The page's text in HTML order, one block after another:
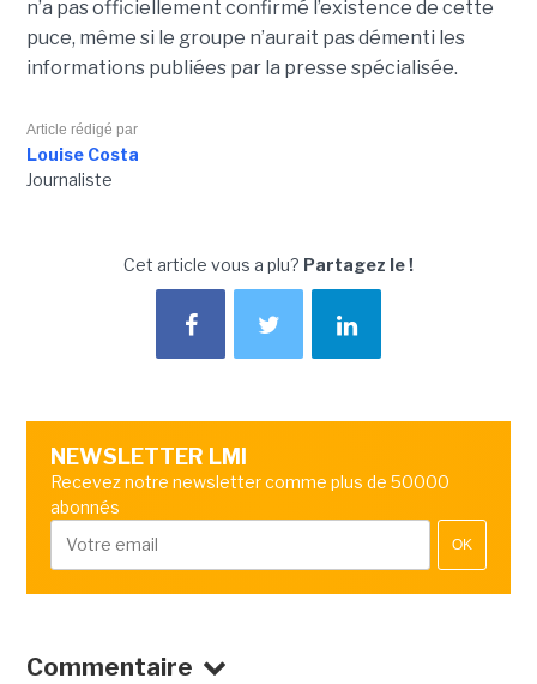
n’a pas officiellement confirmé l’existence de cette
puce, même si le groupe n’aurait pas démenti les
informations publiées par la presse spécialisée.
Article rédigé par
Louise Costa
Journaliste
Cet article vous a plu? Partagez le !
NEWSLETTER LMI
Recevez notre newsletter comme plus de 50000
abonnés
OK
Commentaire